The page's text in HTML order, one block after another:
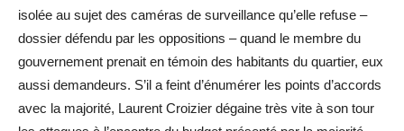
isolée au sujet des caméras de surveillance qu’elle refuse –
dossier défendu par les oppositions – quand le membre du
gouvernement prenait en témoin des habitants du quartier, eux
aussi demandeurs. S’il a feint d’énumérer les points d’accords
avec la majorité, Laurent Croizier dégaine très vite à son tour